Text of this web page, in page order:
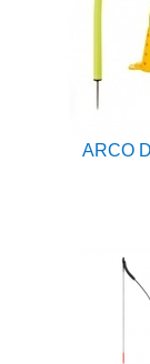
ARCO